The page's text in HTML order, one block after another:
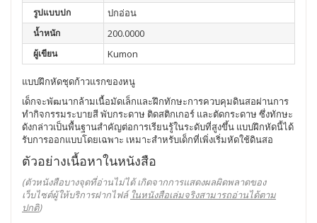
รูปแบบปก ปกอ่อน
น้ำหนัก 200.0000
ผู้เขียน Kumon
แบบฝึกหัดชุดก้าวแรกของหนู
เด็กจะพัฒนากล้ามเนื้อมัดเล็กและฝึกทักษะการควบคุมดินสอผ่านการ
ทำกิจกรรมระบายสี พับกระดาษ ติดสติกเกอร์ และตัดกระดาษ ซึ่งทักษะ
ดังกล่าวเป็นพื้นฐานสำคัญต่อการเรียนรู้ในระดับที่สูงขึ้น แบบฝึกหัดนี้ได้
รับการออกแบบโดยเฉพาะ เหมาะสำหรับเด็กที่เพิ่งเริ่มหัดใช้ดินสอ
ตัวอย่างเนื้อหาในหนังสือ
(ตัวหนังสือบางจุดที่อ่านไม่ได้ เกิดจากการแสดงผลผิดพลาดของ
เว็บไซต์ผู้ให้บริการฝากไฟล์ ในหนังสือเล่มจริงสามารถอ่านได้ตาม
ปกติ)